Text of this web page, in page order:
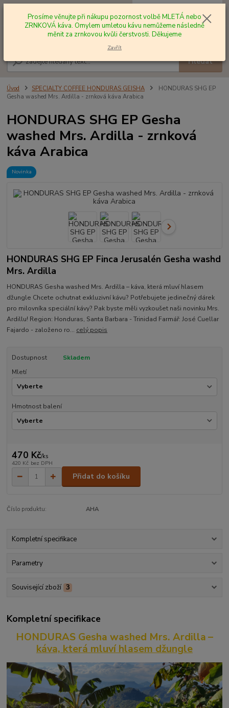
Hledat
+420 602 577 209 za0,00 Kč
Úvod SPECIALTY COFFEE HONDURAS GEISHA
HONDURAS SHG EP
Gesha washed Mrs. Ardilla - zrnková káva Arabica
HONDURAS SHG EP Gesha
washed Mrs. Ardilla - zrnková
káva Arabica
Novinka
HONDURAS SHG EP Finca Jerusalén Gesha washd
Mrs. Ardilla
HONDURAS Gesha washed Mrs. Ardilla – káva, která mluví hlasem
džungle Chcete ochutnat exkluzivní kávu? Potřebujete jedinečný dárek
pro milovníka speciální kávy? Pak byste měli vyzkoušet naši novinku Mrs.
Ardillu! Region: Honduras, Santa Barbara - Trinidad Farmář: José Cuellar
Fajardo - založeno ro... celý popis
Dostupnost
Skladem
Mletí
Hmotnost balení
470 Kč/ks
420 Kč bez DPH
Přidat do košíku
Číslo produktu: AHA
Kompletní specifikace
Parametry
Související zboží 3
Kompletní specifikace
HONDURAS Gesha washed Mrs. Ardilla–
káva, která mluví hlasem džungle
Prosíme věnujte při nákupu pozornost volbě MLETÁ nebo
ZRNKOVÁ káva. Omylem umletou kávu nemůžeme následně
měnit za zrnkovou kvůli čerstvosti. Děkujeme
Zavřít